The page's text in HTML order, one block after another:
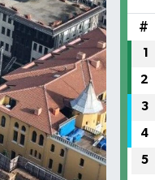
#
1
2
3
4
5